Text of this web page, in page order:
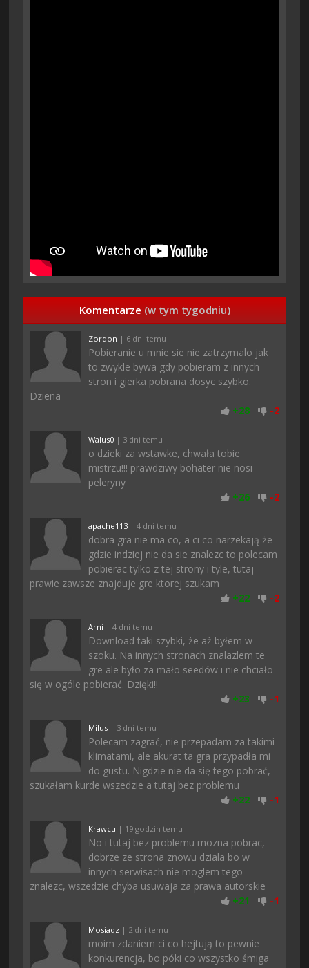
Komentarze (w tym tygodniu)
Zordon | 6 dni temu
Pobieranie u mnie sie nie zatrzymalo jak
to zwykle bywa gdy pobieram z innych
stron i gierka pobrana dosyc szybko.
Dziena
+28 -2
Walus0 | 3 dni temu
o dzieki za wstawke, chwała tobie
mistrzu!!! prawdziwy bohater nie nosi
peleryny
+26 -2
apache113 | 4 dni temu
dobra gra nie ma co, a ci co narzekają że
gdzie indziej nie da sie znalezc to polecam
pobierac tylko z tej strony i tyle, tutaj
prawie zawsze znajduje gre ktorej szukam
+22 -2
Arni | 4 dni temu
Download taki szybki, że aż byłem w
szoku. Na innych stronach znalazlem te
gre ale było za mało seedów i nie chciało
się w ogóle pobierać. Dzięki!!
+23 -1
Milus | 3 dni temu
Polecam zagrać, nie przepadam za takimi
klimatami, ale akurat ta gra przypadła mi
do gustu. Nigdzie nie da się tego pobrać,
szukałam kurde wszedzie a tutaj bez problemu
+22 -1
Krawcu | 19 godzin temu
No i tutaj bez problemu mozna pobrac,
dobrze ze strona znowu dziala bo w
innych serwisach nie moglem tego
znalezc, wszedzie chyba usuwaja za prawa autorskie
+21 -1
Mosiadz | 2 dni temu
moim zdaniem ci co hejtują to pewnie
konkurencja, bo póki co wszystko śmiga